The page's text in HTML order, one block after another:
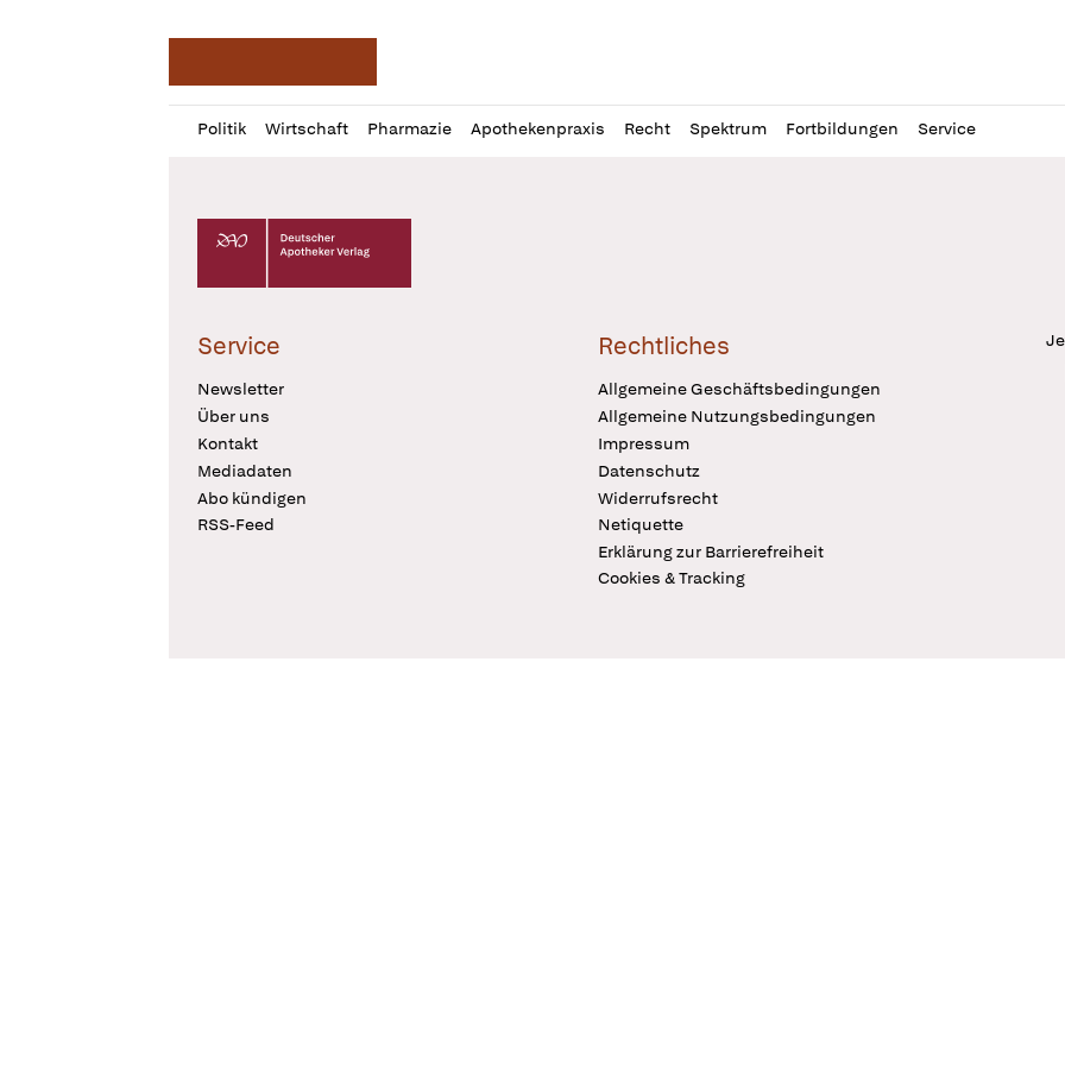
Politik Wirtschaft Pharmazie Apothekenpraxis Recht Spektrum Fortbildungen Service
Profil
öffnen
Daz
Pur
Deutscher Apotheker Verlag Logo
Service
Newsletter
Über uns
Kontakt
Mediadaten
Abo kündigen
RSS-Feed
Rechtliches
Allgemeine Geschäftsbedingungen
Allgemeine Nutzungsbedingungen
Impressum
Datenschutz
Widerrufsrecht
Netiquette
Erklärung zur Barrierefreiheit
Cookies & Tracking